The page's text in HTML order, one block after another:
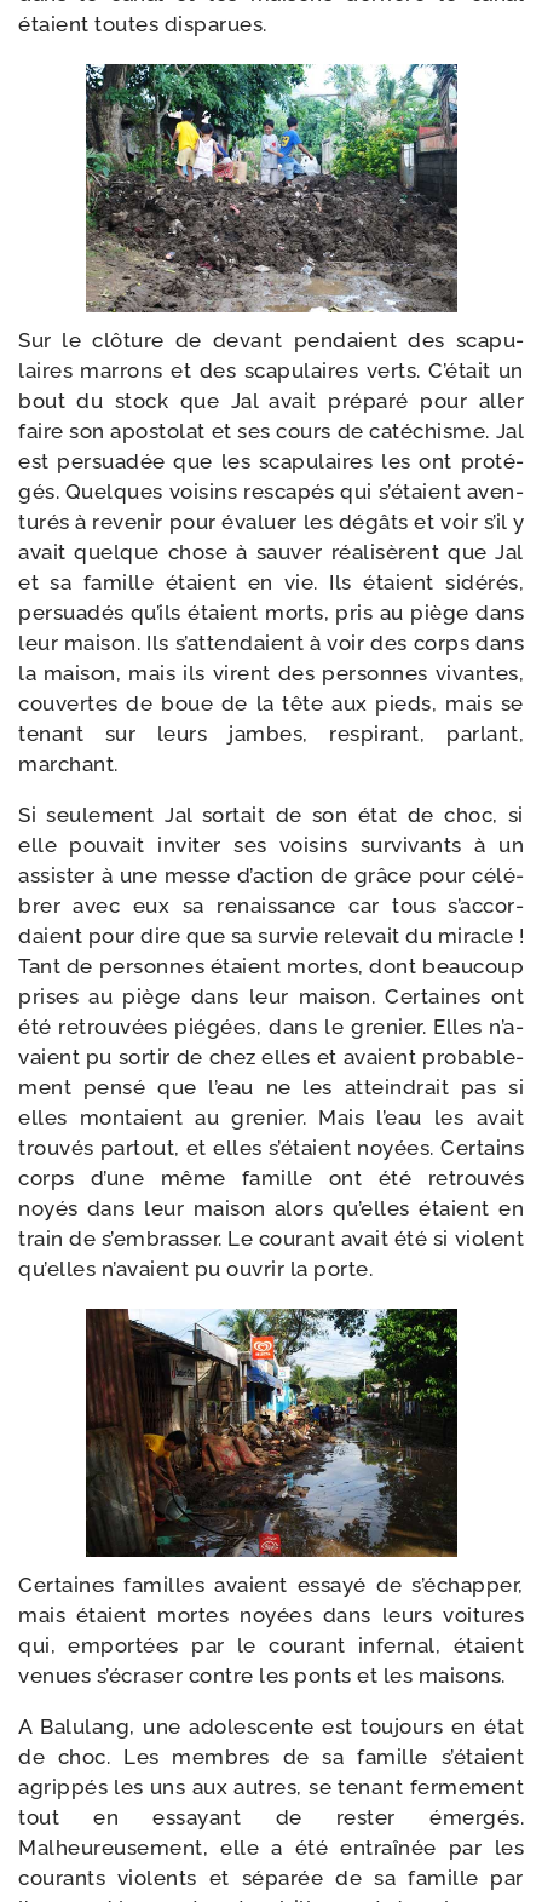
étaient toutes disparues.
Sur le clô­ture de devant pen­daient des sca­pu­
laires mar­rons et des sca­pu­laires verts. C’était un
bout du stock que Jal avait pré­pa­ré pour aller
faire son apos­to­lat et ses cours de caté­chisme. Jal
est per­sua­dée que les sca­pu­laires les ont pro­té­
gés. Quelques voi­sins res­ca­pés qui s’é­taient aven­
tu­rés à reve­nir pour éva­luer les dégâts et voir s’il y
avait quelque chose à sau­ver réa­li­sèrent que Jal
et sa famille étaient en vie. Ils étaient sidé­rés,
per­sua­dés qu’ils étaient morts, pris au piège dans
leur mai­son. Ils s’at­ten­daient à voir des corps dans
la mai­son, mais ils virent des per­sonnes vivantes,
cou­vertes de boue de la tête aux pieds, mais se
tenant sur leurs jambes, res­pi­rant, par­lant,
marchant.
Si seule­ment Jal sor­tait de son état de choc, si
elle pou­vait invi­ter ses voi­sins sur­vi­vants à un
assis­ter à une messe d’ac­tion de grâce pour célé­
brer avec eux sa renais­sance car tous s’ac­cor­
daient pour dire que sa sur­vie rele­vait du miracle !
Tant de per­sonnes étaient mortes, dont beau­coup
prises au piège dans leur mai­son. Certaines ont
été retrou­vées pié­gées, dans le gre­nier. Elles n’a­
vaient pu sor­tir de chez elles et avaient pro­ba­ble­
ment pen­sé que l’eau ne les attein­drait pas si
elles mon­taient au gre­nier. Mais l’eau les avait
trou­vés par­tout, et elles s’é­taient noyées. Certains
corps d’une même famille ont été retrou­vés
noyés dans leur mai­son alors qu’elles étaient en
train de s’embrasser. Le cou­rant avait été si violent
qu’elles n’a­vaient pu ouvrir la porte.
Certaines familles avaient essayé de s’é­chap­per,
mais étaient mortes noyées dans leurs voi­tures
qui, empor­tées par le cou­rant infer­nal, étaient
venues s’é­cra­ser contre les ponts et les maisons.
A Balulang, une ado­les­cente est tou­jours en état
de choc. Les membres de sa famille s’é­taient
agrip­pés les uns aux autres, se tenant fer­me­ment
tout en essayant de res­ter émer­gés.
Malheureusement, elle a été entraî­née par les
cou­rants vio­lents et sépa­rée de sa famille par